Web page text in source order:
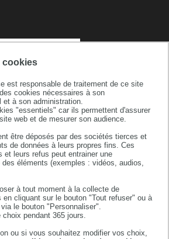
cookies
est responsable de traitement de ce site
cookies nécessaires à son
à son administration.
"essentiels" car ils permettent d'assurer
web et de mesurer son audience.
être déposés par des sociétés tierces et
de données à leurs propres fins. Ces
et leurs refus peut entrainer une
éléments (exemples : vidéos, audios,
à tout moment à la collecte de
en cliquant sur le bouton "Tout refuser" ou à
le bouton "Personnaliser".
pendant 365 jours.
ou si vous souhaitez modifier vos choix,
9
55 66 11